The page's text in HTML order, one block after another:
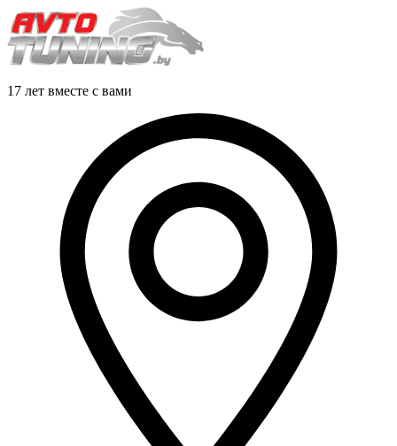
17 лет вместе с вами